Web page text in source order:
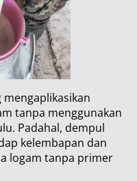
tanpa menggunakan
Padahal, dempul
kelembapan dan
logam tanpa primer